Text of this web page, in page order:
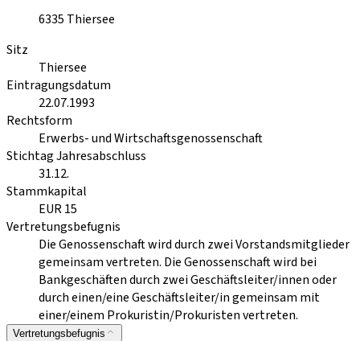
6335 Thiersee
Sitz
Thiersee
Eintragungsdatum
22.07.1993
Rechtsform
Erwerbs- und Wirtschaftsgenossenschaft
Stichtag Jahresabschluss
31.12.
Stammkapital
EUR 15
Vertretungsbefugnis
Die Genossenschaft wird durch zwei Vorstandsmitglieder
gemeinsam vertreten. Die Genossenschaft wird bei
Bankgeschäften durch zwei Geschäftsleiter/innen oder
durch einen/eine Geschäftsleiter/in gemeinsam mit
einer/einem Prokuristin/Prokuristen vertreten.
Vertretungsbefugnis